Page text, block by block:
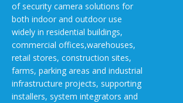
of security camera solutions for
both indoor and outdoor use
widely in residential buildings,
commercial offices,warehouses,
retail stores, construction sites,
farms, parking areas and industrial
infrastructure projects, supporting
installers, system integrators and